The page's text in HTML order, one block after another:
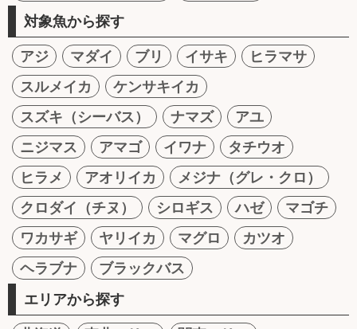
対象魚から探す
アジ マダイ ブリ イサキ
ヒラマサ
スルメイカ
ケンサキイカ
スズキ（シーバス）
ナマズ
アユ
ニジマス
アマゴ イワナ
タチウオ
ヒラメ
アオリイカ
メジナ（グレ・クロ）
クロダイ（チヌ）
シロギス ハゼ
マゴチ
ワカサギ
ヤリイカ マグロ
カツオ
ヘラブナ
ブラックバス
エリアから探す